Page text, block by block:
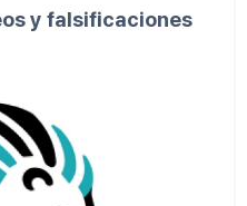
y falsificaciones